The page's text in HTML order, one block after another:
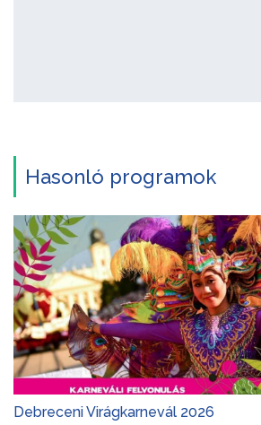
Hasonló programok
Debreceni Virágkarnevál 2026